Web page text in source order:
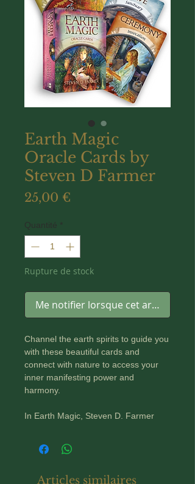
Earth Magic
Oracle Cards by
Steven D Farmer
25,00 €
Quantité *
Rupture de stock
Me notifier lorsque cet article est
Channel the earth spirits to guide you
with these beautiful cards and
connect with nature to access your
inner manifesting power and
harmony.
In Earth Magic, Steven D. Farmer
that have proven over millennia to
physical and emotional illnesses,
Articles similaires